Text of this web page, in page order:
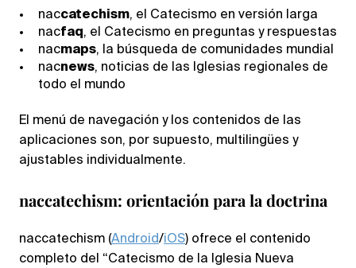
naccatechism, el Catecismo en versión larga
nacfaq, el Catecismo en preguntas y respuestas
nacmaps, la búsqueda de comunidades mundial
nacnews, noticias de las Iglesias regionales de
todo el mundo
El menú de navegación y los contenidos de las
aplicaciones son, por supuesto, multilingües y
ajustables individualmente.
naccatechism: orientación para la doctrina
naccatechism (Android/iOS) ofrece el contenido
completo del “Catecismo de la Iglesia Nueva